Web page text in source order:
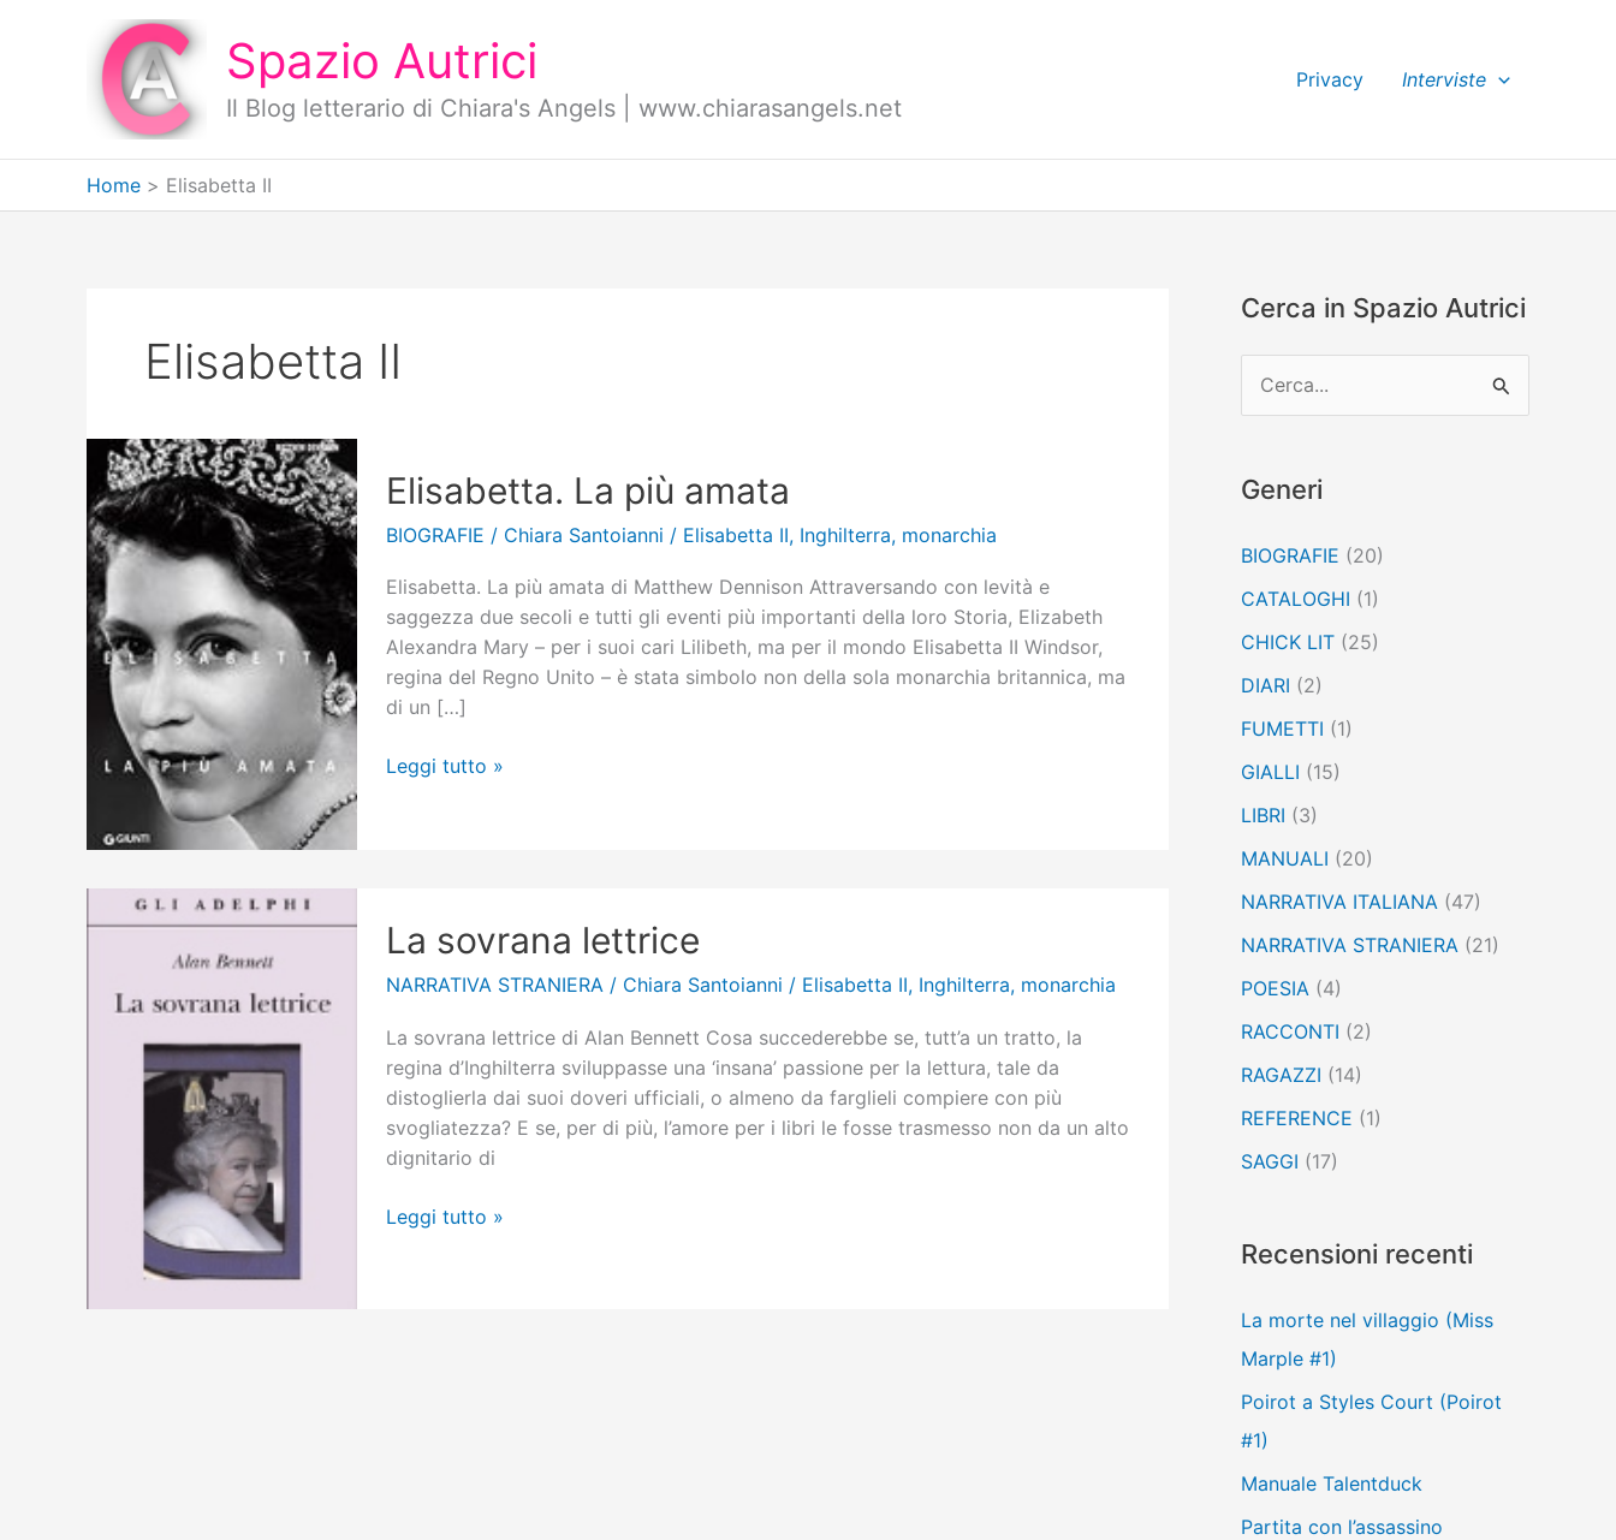
Spazio Autrici
Il Blog letterario di Chiara's Angels | www.chiarasangels.net
Privacy Interviste
Home Elisabetta II
Elisabetta II
Elisabetta. La più amata
BIOGRAFIE / Chiara Santoianni / Elisabetta II, Inghilterra, monarchia
Elisabetta. La più amata di Matthew Dennison Attraversando con levità e
saggezza due secoli e tutti gli eventi più importanti della loro Storia, Elizabeth
Alexandra Mary – per i suoi cari Lilibeth, ma per il mondo Elisabetta II Windsor,
regina del Regno Unito – è stata simbolo non della sola monarchia britannica, ma
di un […]
Elisabetta.
Leggi tutto »
La sovrana lettrice
NARRATIVA STRANIERA / Chiara Santoianni / Elisabetta II, Inghilterra, monarchia
La sovrana lettrice di Alan Bennett Cosa succederebbe se, tutt’a un tratto, la
regina d’Inghilterra sviluppasse una ‘insana’ passione per la lettura, tale da
distoglierla dai suoi doveri ufficiali, o almeno da farglieli compiere con più
svogliatezza? E se, per di più, l’amore per i libri le fosse trasmesso non da un alto
dignitario di
La
Leggi tutto »
Cerca in Spazio Autrici
e
c
:
Generi
BIOGRAFIE (20)
CATALOGHI (1)
CHICK LIT (25)
DIARI (2)
FUMETTI (1)
GIALLI (15)
LIBRI (3)
MANUALI (20)
NARRATIVA ITALIANA (47)
NARRATIVA STRANIERA (21)
POESIA (4)
RACCONTI (2)
RAGAZZI (14)
REFERENCE (1)
SAGGI (17)
Recensioni recenti
La morte nel villaggio (Miss
Marple #1)
Poirot a Styles Court (Poirot
#1)
Manuale Talentduck
Partita con l’assassino